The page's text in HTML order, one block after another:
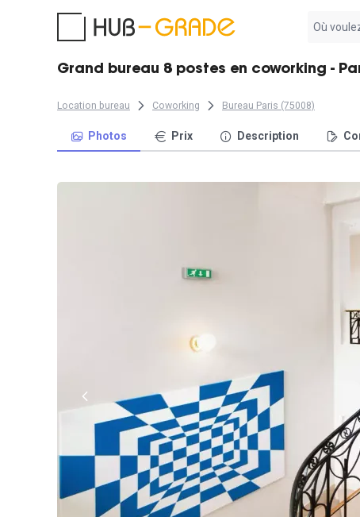
résultat
Grand bureau 8 postes en coworking -
Location bureau Coworking Bureau Paris (75008)
Photos Prix Description